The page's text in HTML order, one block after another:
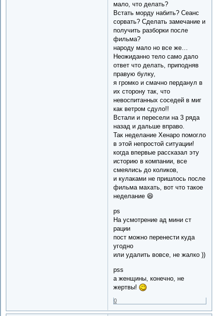
мало, что делать?
Встать морду набить? Сеанс
сорвать? Сделать замечание и
получить разборки после
фильма?
народу мало но все же…
Неожиданно тело само дало
ответ что делать, приподняв
правую булку,
я громко и смачно перданул в
их сторону так, что
невоспитанных соседей в миг
как ветром сдуло!!
Встали и пересели на 3 ряда
назад и дальше вправо.
Так неделание Хенаро помогло
в этой непростой ситуации!
когда впервые рассказал эту
историю в компании, все
смеялись до коликов,
и кулаками не пришлось после
фильма махать, вот что такое
неделание 😆
ps
На усмотрение ад мини ст
рации
пост можно перенести куда
угодно
или удалить вовсе, не жалко ))
pss
а женщины, конечно, не
жертвы!
0